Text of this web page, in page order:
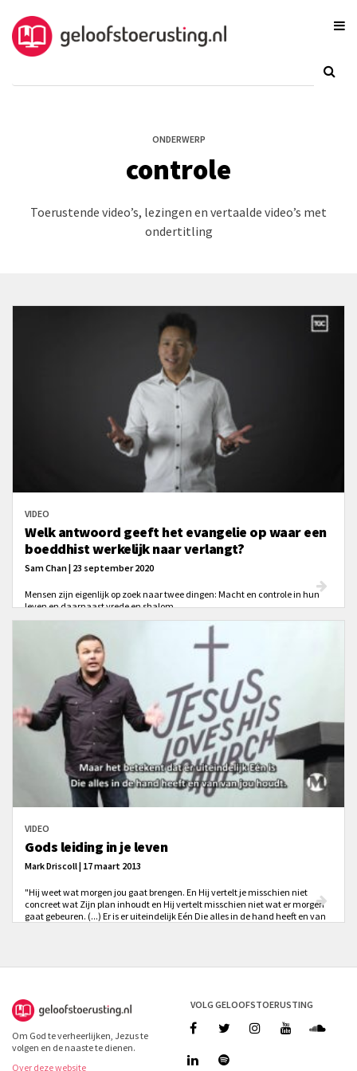
ONDERWERP
controle
Toerustende video’s, lezingen en vertaalde video’s met
ondertitling
VIDEO
Welk antwoord geeft het evangelie op waar een
boeddhist werkelijk naar verlangt?
Sam Chan | 23 september 2020
Mensen zijn eigenlijk op zoek naar twee dingen: Macht en controle in hun
leven en daarnaast vrede en shalom.
VIDEO
Gods leiding in je leven
Mark Driscoll | 17 maart 2013
"Hij weet wat morgen jou gaat brengen. En Hij vertelt je misschien niet
concreet wat Zijn plan inhoudt en Hij vertelt misschien niet wat er morgen
gaat gebeuren. (...) Er is er uiteindelijk Eén Die alles in de hand heeft en van
Om God te verheerlijken, Jezus te
volgen en de naaste te dienen.
Over deze website
VOLG GELOOFSTOERUSTING